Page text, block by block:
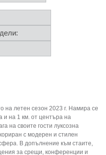
на летен сезон 2023 г. Намира се
и на 1 км. от центъра на
на своите гости луксозна
с модерен и стилен
В допълнение към стаите,
за срещи, конференции и